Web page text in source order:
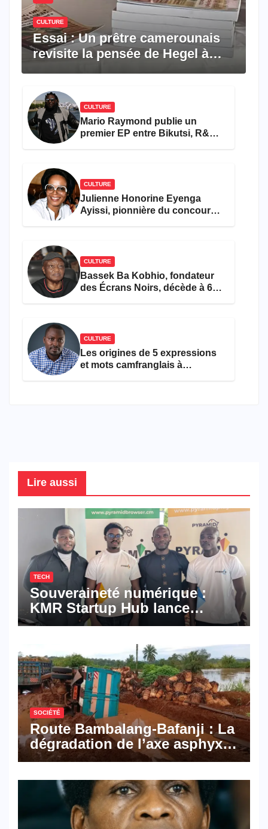
CULTURE
Essai : Un prêtre camerounais
revisite la pensée de Hegel à
CULTURE
Mario Raymond publie un
premier EP entre Bikutsi, R&B
CULTURE
Julienne Honorine Eyenga
Ayissi, pionnière du concours
CULTURE
Bassek Ba Kobhio, fondateur
des Écrans Noirs, décède à 69
CULTURE
Les origines de 5 expressions
et mots camfranglais à
Lire aussi
TECH
Souveraineté numérique :
KMR Startup Hub lance
Pyramid Browser et Pyramid
numériques made in
Cameroon
SOCIÉTÉ
Route Bambalang-Bafanji : La
dégradation de l’axe asphyxie
les activités économiques